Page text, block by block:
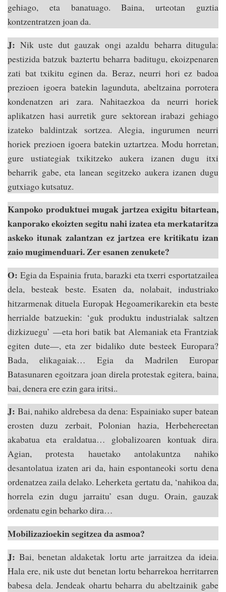
gehiago, eta banatuago. Baina, urteotan guztia
kontzentratzen joan da.
J: Nik uste dut gauzak ongi azaldu beharra ditugula:
pestizida batzuk baztertu beharra baditugu, ekoizpenaren
zati bat txikitu eginen da. Beraz, neurri hori ez badoa
prezioen igoera batekin lagunduta, abeltzaina porrotera
kondenatzen ari zara. Nahitaezkoa da neurri horiek
aplikatzen hasi aurretik gure sektorean irabazi gehiago
izateko baldintzak sortzea. Alegia, ingurumen neurri
horiek prezioen igoera batekin uztartzea. Modu horretan,
gure ustiategiak txikitzeko aukera izanen dugu itxi
beharrik gabe, eta lanean segitzeko aukera izanen dugu
gutxiago kutsatuz.
Kanpoko produktuei mugak jartzea exigitu bitartean,
kanporako ekoizten segitu nahi izatea eta merkataritza
askeko itunak zalantzan ez jartzea ere kritikatu izan
zaio mugimenduari. Zer esanen zenukete?
O: Egia da Espainia fruta, barazki eta txerri esportatzailea
dela, besteak beste. Esaten da, nolabait, industriako
hitzarmenak dituela Europak Hegoamerikarekin eta beste
herrialde batzuekin: ‘guk produktu industrialak saltzen
dizkizuegu’ —eta hori batik bat Alemaniak eta Frantziak
egiten dute—, eta zer bidaliko dute besteek Europara?
Bada, elikagaiak… Egia da Madrilen Europar
Batasunaren egoitzara joan direla protestak egitera, baina,
bai, denera ere ezin gara iritsi..
J: Bai, nahiko aldrebesa da dena: Espainiako super batean
erosten duzu zerbait, Polonian hazia, Herbehereetan
akabatua eta eraldatua… globalizoaren kontuak dira.
Agian, protesta hauetako antolakuntza nahiko
desantolatua izaten ari da, hain espontaneoki sortu dena
ordenatzea zaila delako. Leherketa gertatu da, ‘nahikoa da,
horrela ezin dugu jarraitu’ esan dugu. Orain, gauzak
ordenatu egin beharko dira…
Mobilizazioekin segitzea da asmoa?
J: Bai, benetan aldaketak lortu arte jarraitzea da ideia.
Hala ere, nik uste dut benetan lortu beharrekoa herritarren
babesa dela. Jendeak ohartu beharra du abeltzainik gabe